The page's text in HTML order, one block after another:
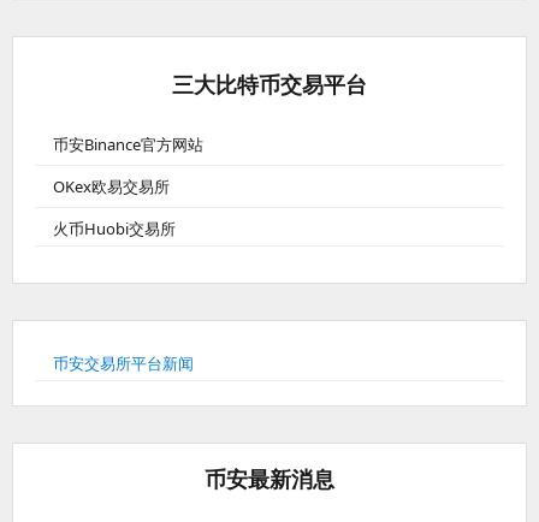
三大比特币交易平台
币安Binance官方网站
OKex欧易交易所
火币Huobi交易所
币安交易所平台新闻
币安最新消息